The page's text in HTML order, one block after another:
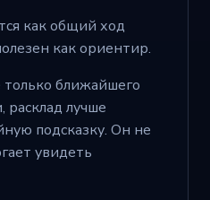
как общий ход
как ориентир.
только ближайшего
расклад лучше
подсказку. Он не
увидеть